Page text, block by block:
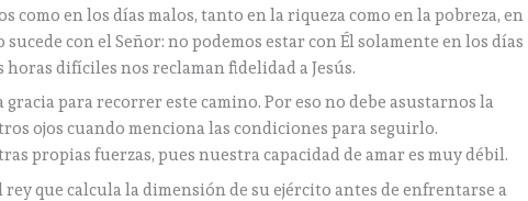
en los días malos, tanto en la riqueza como en la pobreza, en
con el Señor: no podemos estar con Él solamente en los días
difíciles nos reclaman fidelidad a Jesús.
para recorrer este camino. Por eso no debe asustarnos la
ojos cuando menciona las condiciones para seguirlo.
propias fuerzas, pues nuestra capacidad de amar es muy débil.
que calcula la dimensión de su ejército antes de enfrentarse a